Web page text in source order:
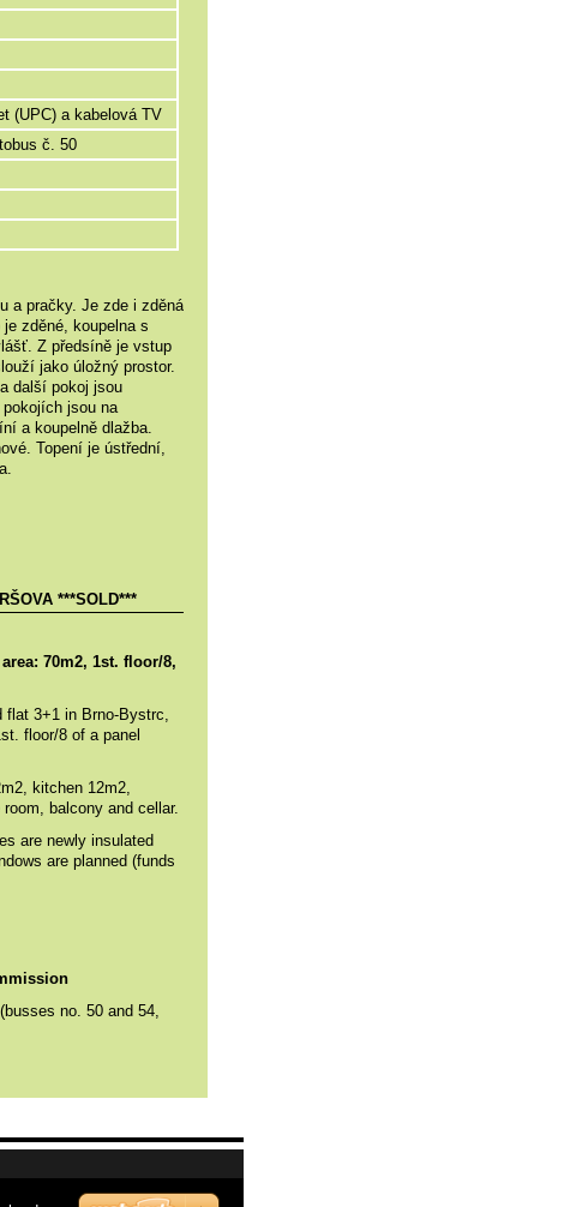
(UPC) a kabelová TV
č. 50
a pračky. Je zde i zděná
zděné, koupelna s
Z předsíně je vstup
jako úložný prostor.
další pokoj jsou
jsou na
a koupelně dlažba.
Topení je ústřední,
***SOLD***
70m2, 1st. floor/8,
flat 3+1 in Brno-Bystrc
floor/8 of a panel
kitchen 12m2,
balcony and cellar.
are newly insulated
are planned (funds
no. 50 and 54,